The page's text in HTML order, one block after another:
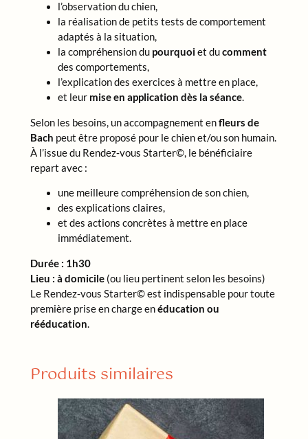
l’observation du chien,
la réalisation de petits tests de comportement
adaptés à la situation,
la compréhension du pourquoiet ducomment
des comportements,
l’explication des exercices à mettre en place,
et leur mise en application dès la séance.
Selon les besoins, un accompagnement enfleurs de
Bach peut être proposé pour le chien et/ou son humain.
À l’issue du Rendez‑vous Starter©, le bénéficiaire
repart avec :
une meilleure compréhension de son chien,
des explications claires,
et des actions concrètes à mettre en place
immédiatement.
Durée : 1h30
Lieu : à domicile(ou lieu pertinent selon les besoins)
Le Rendez‑vous Starter© est indispensable pour toute
première prise en charge enéducation ou
rééducation.
Produits similaires